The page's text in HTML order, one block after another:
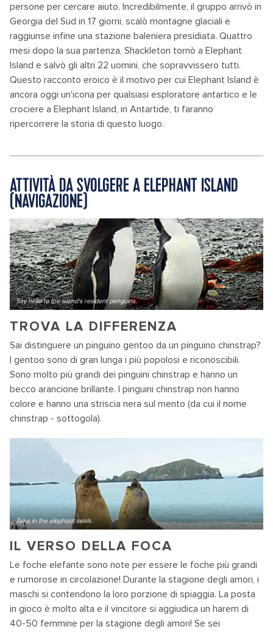
persone per cercare aiuto. Incredibilmente, il gruppo arrivò in
Georgia del Sud in 17 giorni, scalò montagne glaciali e
raggiunse infine una stazione baleniera presidiata. Quattro
mesi dopo la sua partenza, Shackleton tornò a Elephant
Island e salvò gli altri 22 uomini, che sopravvissero tutti.
Questo racconto eroico è il motivo per cui Elephant Island è
ancora oggi un'icona per qualsiasi esploratore antartico e le
crociere a Elephant Island, in Antartide, ti faranno
ripercorrere la storia di questo luogo.
ATTIVITÀ DA SVOLGERE A ELEPHANT ISLAND
(NAVIGAZIONE)
Say hello to the island's resident penguins.
TROVA LA DIFFERENZA
Sai distinguere un pinguino gentoo da un pinguino chinstrap?
I gentoo sono di gran lunga i più popolosi e riconoscibili.
Sono molto più grandi dei pinguini chinstrap e hanno un
becco arancione brillante. I pinguini chinstrap non hanno
colore e hanno una striscia nera sul mento (da cui il nome
chinstrap - sottogola).
Take in the elephant seals.
IL VERSO DELLA FOCA
Le foche elefante sono note per essere le foche più grandi
e rumorose in circolazione! Durante la stagione degli amori, i
maschi si contendono la loro porzione di spiaggia. La posta
in gioco è molto alta e il vincitore si aggiudica un harem di
40-50 femmine per la stagione degli amori! Se sei